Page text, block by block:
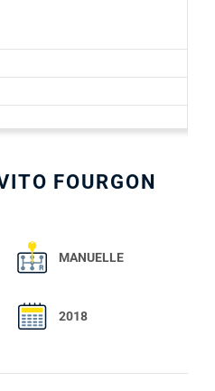
FOURGON
MANUELLE
2018